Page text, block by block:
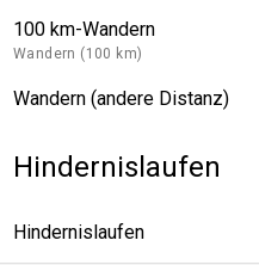
100 km-Wandern
Wandern (100 km)
Wandern (andere Distanz)
Hindernislaufen
Hindernislaufen